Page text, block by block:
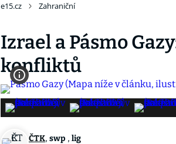
e15.cz Zahraniční
Izrael a Pásmo
konfliktů
ČTK, swp , lig